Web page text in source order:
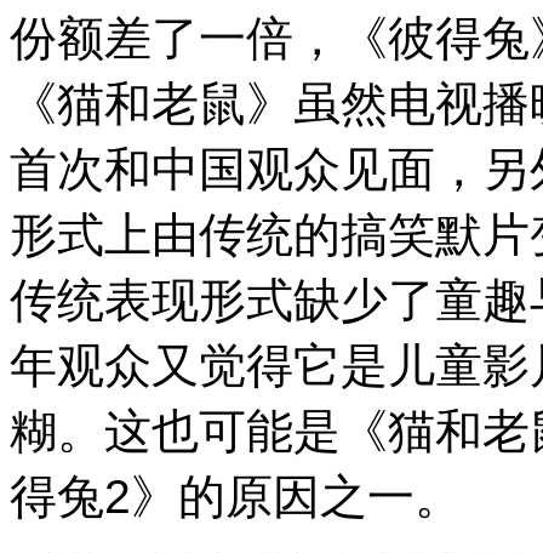
份额差了一倍，《彼得
《猫和老鼠》虽然电视
首次和中国观众见面，
形式上由传统的搞笑默
传统表现形式缺少了童
年观众又觉得它是儿童
糊。这也可能是《猫和
得兔2》的原因之一。